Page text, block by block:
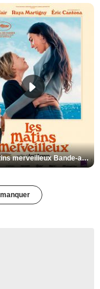
Les Matins merveilleux Bande-annonce VF